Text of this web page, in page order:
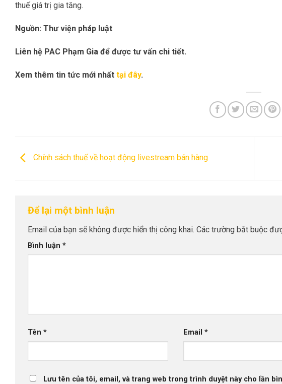
thuế giá trị gia tăng.
Nguồn: Thư viện pháp luật
Liên hệ PAC Phạm Gia để được tư vấn chi tiết.
Xem thêm tin tức mới nhất tại đây.
Chính sách thuế về hoạt động livestream bán hàng
Để lại một bình luận
Email của bạn sẽ không được hiển thị công khai. Các trường bắt buộc
Bình luận *
Tên * Email*
Lưu tên của tôi, email, và trang web trong trình duyệt này cho lần